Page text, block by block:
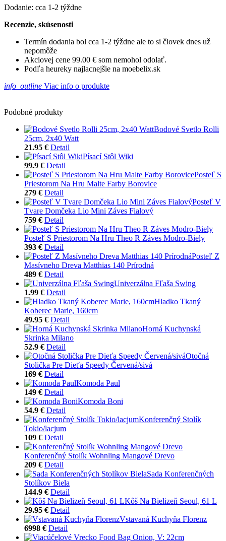
Dodanie: cca 1-2 týždne
Recenzie, skúsenosti
Termín dodania bol cca 1-2 týždne ale to si človek dnes už
nepomôže
Akciovej cene 99.00 € som nemohol odolať.
Podľa heureky najlacnejšie na moebelix.sk
info_outline Viac info o produkte
Podobné produkty
Bodové Svetlo Rolli
25cm, 2x40 Watt
21.95 € Detail
Písací Stôl Wiki
99.9 € Detail
Posteľ S
Priestorom Na Hru Malte Farby Borovice
279 € Detail
Posteľ V
Tvare Domčeka Lio Mini Záves Fialový
759 € Detail
Posteľ S Priestorom Na Hru Theo R Záves Modro-Biely
393 € Detail
Posteľ Z
Masívneho Dreva Matthias 140 Prírodná
489 € Detail
Univerzálna Fľaša Swing
1.99 € Detail
Hladko Tkaný
Koberec Marie, 160cm
49.95 € Detail
Horná Kuchynská
Skrinka Milano
52.9 € Detail
Otočná
Stolička Pre Dieťa Speedy Červená/sivá
169 € Detail
Komoda Paul
149 € Detail
Komoda Boni
54.9 € Detail
Konferenčný Stolík
Tokio/lacjum
109 € Detail
Konferenčný Stolík Wohnling Mangové Drevo
209 € Detail
Sada Konferenčných
Stolíkov Biela
144.9 € Detail
Kôš Na Bielizeň Seoul, 61 L
29.95 € Detail
Vstavaná Kuchyňa Florenz
6998 € Detail